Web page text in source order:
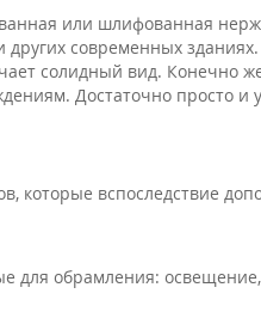
или шлифованная
современных
солидный вид. Конечно
Достаточно просто и
которые вспоследствие
для обрамления: